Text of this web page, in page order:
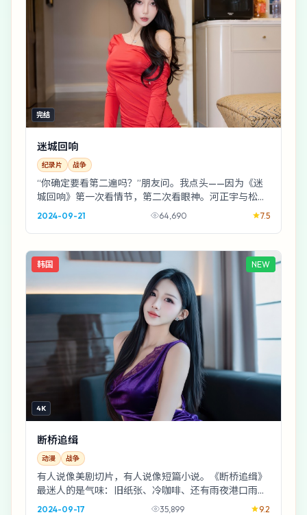
完结
迷城回响
纪录片 战争
“你确定要看第二遍吗？”朋友问。我点头——因为《迷
城回响》第一次看情节，第二次看眼神。河正宇与松坂
桃李在走廊擦肩那一下，够拍十集番外。
2024-09-21 64,690 7.5
韩国 NEW
4K
断桥追缉
动漫 战争
有人说像美剧切片，有人说像短篇小说。《断桥追缉》
最迷人的是气味：旧纸张、冷咖啡、还有雨夜港口雨后
的土腥味——2024年的韩国被拍得很具体。
2024-09-17 35,899 9.2